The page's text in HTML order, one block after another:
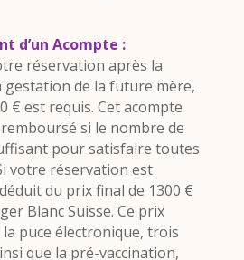
d’un Acompte :
réservation après la
de la future mère,
€ est requis. Cet acompte
si le nombre de
pour satisfaire toutes
votre réservation est
du prix final de 1300 €
Blanc Suisse. Ce prix
puce électronique, trois
que la pré-vaccination,